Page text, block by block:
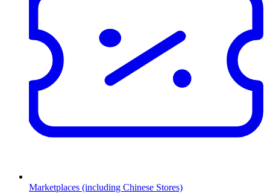
Marketplaces (including Chinese Stores)